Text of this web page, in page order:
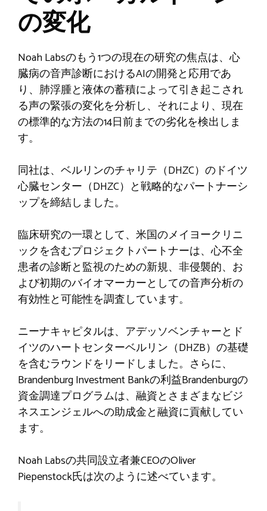
の変化
Noah Labsのもう1つの現在の研究の焦点は、心
臓病の音声診断におけるAIの開発と応用であ
り、肺浮腫と液体の蓄積によって引き起こされ
る声の緊張の変化を分析し、それにより、現在
の標準的な方法の14日前までの劣化を検出しま
す。
同社は、ベルリンのチャリテ（DHZC）のドイツ
心臓センター（DHZC）と戦略的なパートナーシ
ップを締結しました。
臨床研究の一環として、米国のメイヨークリニ
ックを含むプロジェクトパートナーは、心不全
患者の診断と監視のための新規、非侵襲的、お
よび初期のバイオマーカーとしての音声分析の
有効性と可能性を調査しています。
ニーナキャピタルは、アデッソベンチャーとド
イツのハートセンターベルリン（DHZB）の基礎
を含むラウンドをリードしました。さらに、
Brandenburg Investment Bankの利益Brandenburgの
資金調達プログラムは、融資とさまざまなビジ
ネスエンジェルへの助成金と融資に貢献してい
ます。
Noah Labsの共同設立者兼CEOのOliver
Piepenstock氏は次のように述べています。